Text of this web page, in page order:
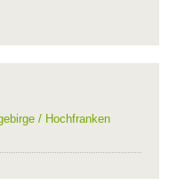
/ Hochfranken